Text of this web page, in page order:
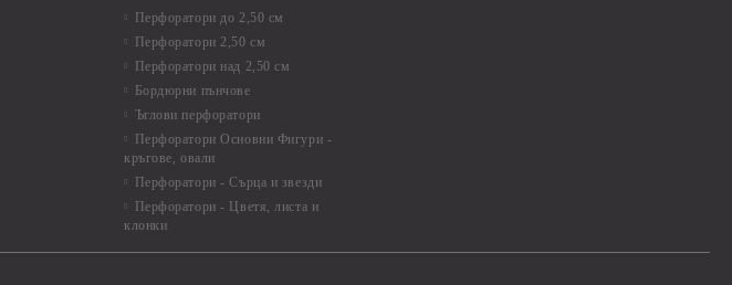
Перфоратори до 2,50 см
Перфоратори 2,50 см
Перфоратори над 2,50 см
Бордюрни пънчове
Ъглови перфоратори
Перфоратори Основни Фигури -
кръгове, овали
Перфоратори - Сърца и звезди
Перфоратори - Цветя, листа и
клонки